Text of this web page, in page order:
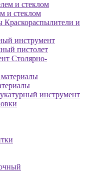
и стеклом
Краскораспылители и
инструмент
пистолет
Столярно-
инструмент